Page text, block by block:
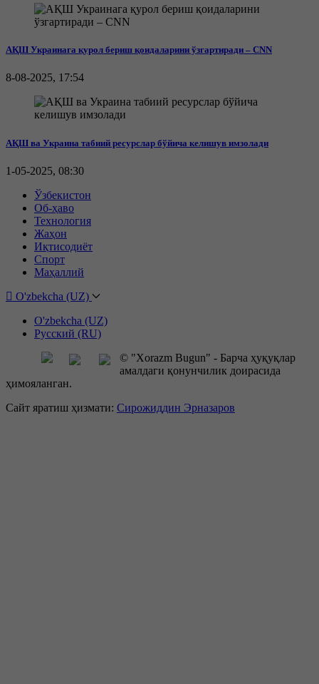
АҚШ Украинага қурол бериш қоидаларини ўзгартиради – CNN
8-08-2025, 17:54
АҚШ ва Украина табиий ресурслар бўйича келишув имзолади
1-05-2025, 08:30
Ўзбекистон
Об-ҳаво
Технология
Жаҳон
Иқтисодиёт
Спорт
Маҳаллий
O'zbekcha (UZ)
O'zbekcha (UZ)
Русский (RU)
© "Xorazm Bugun" - Барча ҳуқуқлар
амалдаги қонунчилик доирасида
ҳимояланган.
Сайт яратиш ҳизмати: Сирожиддин Эрназаров